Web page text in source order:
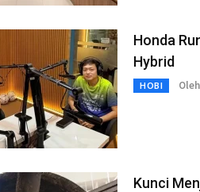
Honda
Hybrid
HOBI Oleh
Kunci